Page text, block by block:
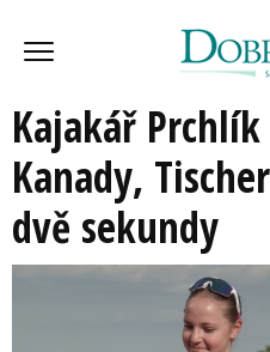
Kajakář
Kanady,
dvě sekundy